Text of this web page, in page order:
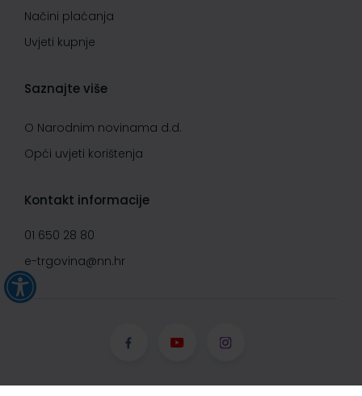
Načini plaćanja
Uvjeti kupnje
Saznajte više
O Narodnim novinama d.d.
Opći uvjeti korištenja
Kontakt informacije
01 650 28 80
e-trgovina@nn.hr